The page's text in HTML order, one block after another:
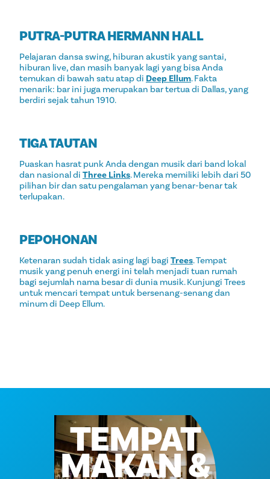
PUTRA-PUTRA HERMANN HALL
Pelajaran dansa swing, hiburan akustik yang santai,
hiburan live, dan masih banyak lagi yang bisa Anda
temukan di bawah satu atap di Deep Ellum. Fakta
menarik: bar ini juga merupakan bar tertua di Dallas, yang
berdiri sejak tahun 1910.
TIGA TAUTAN
Puaskan hasrat punk Anda dengan musik dari band lokal
dan nasional di Three Links. Mereka memiliki lebih dari 50
pilihan bir dan satu pengalaman yang benar-benar tak
terlupakan.
PEPOHONAN
Ketenaran sudah tidak asing lagi bagi Trees. Tempat
musik yang penuh energi ini telah menjadi tuan rumah
bagi sejumlah nama besar di dunia musik. Kunjungi Trees
untuk mencari tempat untuk bersenang-senang dan
minum di Deep Ellum.
TEMPAT
MAKAN &